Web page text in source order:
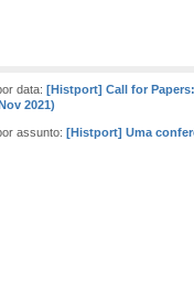
data: [Histport] Call for
2021)
assunto: [Histport] Uma